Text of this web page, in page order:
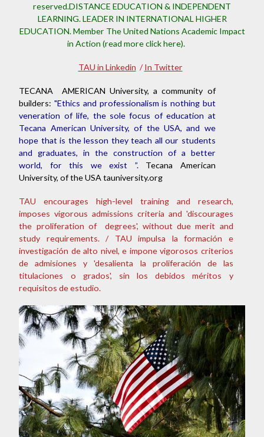
reserved.DISTANCE EDUCATION & INDEPENDENT
LEARNING. LEADER IN INTERNATIONAL HIGHER
EDUCATION.Member The United Nations Academic Impact
in Action (read more click here).
TAU in Linkedin /In Twitter
TECANA AMERICAN University, a community of
builders: "Ethics and professionalism is nothing but
veneration of life, the sole focus of education at
Tecana American University, of the USA, and we
hope that is the lesson they teach all our students
and graduates, in the construction of a better
world, for this we exist ”. Tecana American
University, of the USA tauniversity.org
TAU encourages high-level training and research,
imposes vigorous admissions criteria and 'discourages
the proliferation of degrees', without due merit and
study requirements. / TAU impulsa la formación e
investigación de alto nivel, e impone vigorosos criterios
de admisiones y 'desalienta la proliferación de las
titulaciones o grados', sin los debidos méritos y
requisitos de estudio.